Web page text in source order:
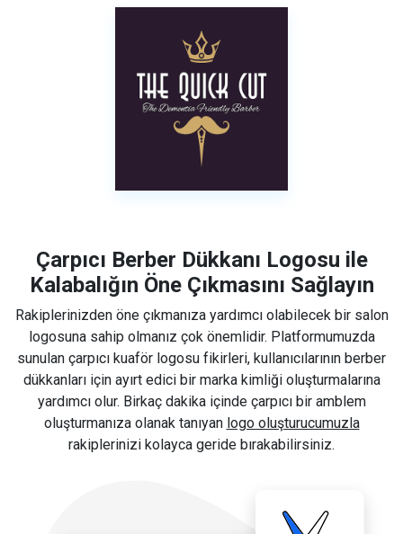
Çarpıcı Berber Dükkanı Logosu ile
Kalabalığın Öne Çıkmasını Sağlayın
Rakiplerinizden öne çıkmanıza yardımcı olabilecek bir salon
logosuna sahip olmanız çok önemlidir. Platformumuzda
sunulan çarpıcı kuaför logosu fikirleri, kullanıcılarının berber
dükkanları için ayırt edici bir marka kimliği oluşturmalarına
yardımcı olur. Birkaç dakika içinde çarpıcı bir amblem
oluşturmanıza olanak tanıyan logo oluşturucumuzla
rakiplerinizi kolayca geride bırakabilirsiniz.